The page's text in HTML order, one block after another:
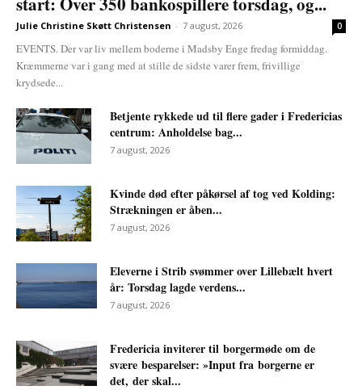
Julie Christine Skøtt Christensen - 7 august, 2026 0
EVENTS. Der var liv mellem boderne i Madsby Enge fredag formiddag.
Kræmmerne var i gang med at stille de sidste varer frem, frivillige
krydsede...
Betjente rykkede ud til flere gader i Fredericias
centrum: Anholdelse bag...
7 august, 2026
Kvinde død efter påkørsel af tog ved Kolding:
Strækningen er åben...
7 august, 2026
Eleverne i Strib svømmer over Lillebælt hvert
år: Torsdag lagde verdens...
7 august, 2026
Fredericia inviterer til borgermøde om de
svære besparelser: »Input fra borgerne er
det, der skal...